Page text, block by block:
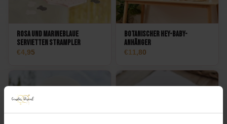
Rosa und marineblaue
Servietten Strampler
4,95
Botanischer Hey-Baby-
Anhänger
11,80